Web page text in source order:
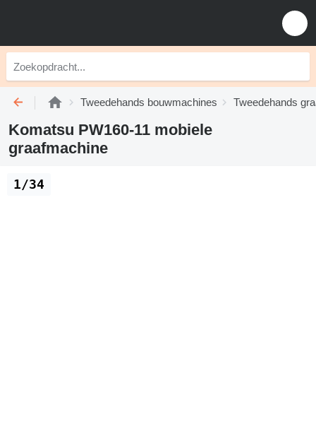
Tweedehands bouwmachines Tweedehands
Komatsu PW160-11 mobiele
graafmachine
1/34